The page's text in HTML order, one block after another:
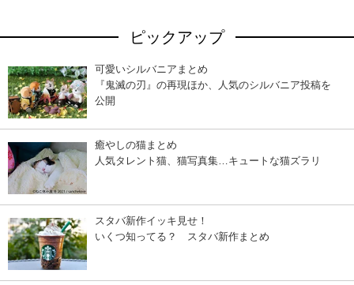
ピックアップ
可愛いシルバニアまとめ
『鬼滅の刃』の再現ほか、人気のシルバニア投稿を
公開
癒やしの猫まとめ
人気タレント猫、猫写真集…キュートな猫ズラリ
スタバ新作イッキ見せ！
いくつ知ってる？ スタバ新作まとめ